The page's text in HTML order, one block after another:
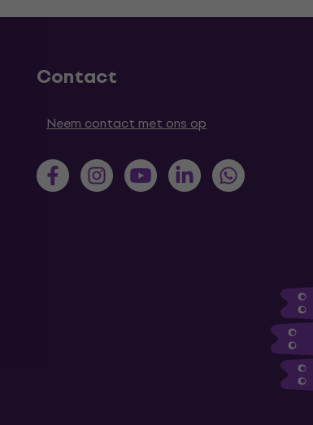
Contact
Neem contact met ons op